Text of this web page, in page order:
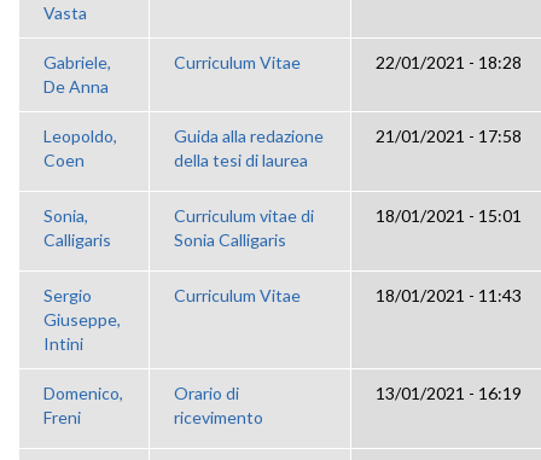
Vasta
Gabriele,
De Anna
Curriculum Vitae 22/01/2021 - 18:28
Leopoldo,
Coen
Guida alla redazione
della tesi di laurea
21/01/2021 - 17:58
Sonia,
Calligaris
Curriculum vitae di
Sonia Calligaris
18/01/2021 - 15:01
Sergio
Giuseppe,
Intini
Curriculum Vitae 18/01/2021 - 11:43
Domenico,
Freni
Orario di
ricevimento
13/01/2021 - 16:19